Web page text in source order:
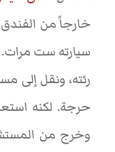
خارجاً من
سيارته ست
رئته، ونقل إلى
حرجة. لكنه